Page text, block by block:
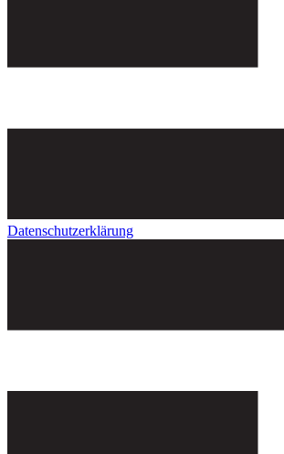
Datenschutzerklärung